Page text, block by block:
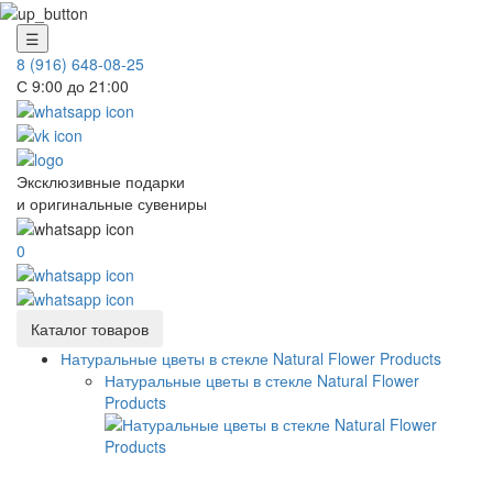
☰
8 (916) 648-08-25
С 9:00 до 21:00
Эксклюзивные подарки
и оригинальные сувениры
0
Каталог товаров
Натуральные цветы в стекле Natural Flower Products
Натуральные цветы в стекле Natural Flower
Products